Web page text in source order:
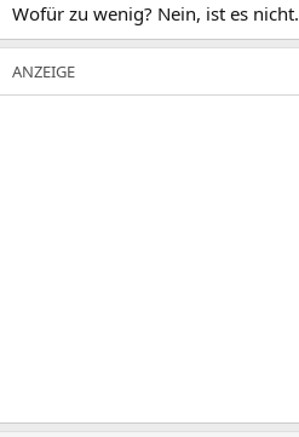
Wofür zu wenig? Nein, ist es nicht.